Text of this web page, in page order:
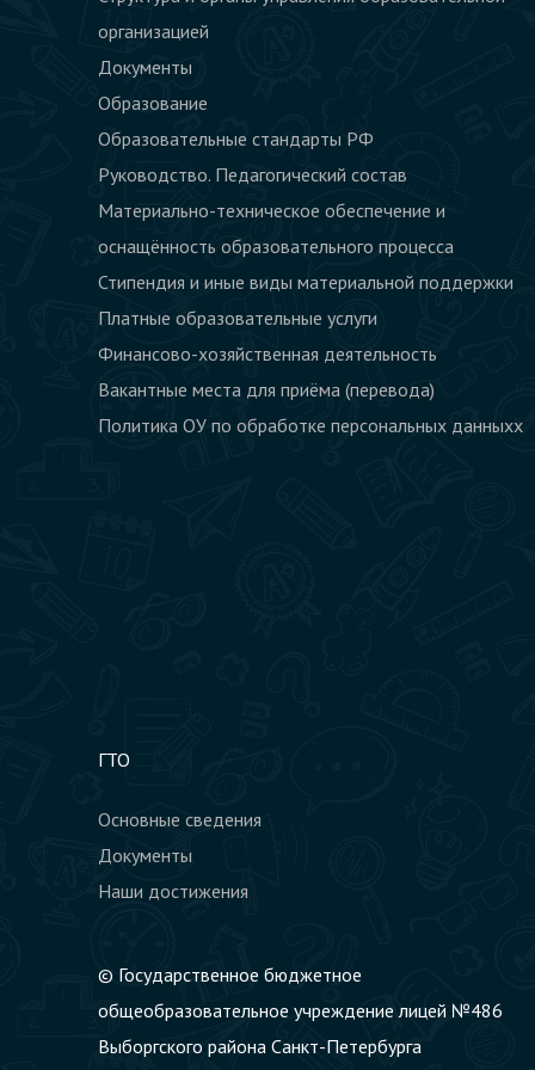
материальной
поддержки
Платные
образовательные
услуги
Финансово-
хозяйственная
деятельность
Вакантные
места для
приёма
Антикоррупционная
политика
Документы о
порядке
оказания
платных
образовательных
услуг
Другое
организацией
Документы
Образование
Образовательные стандарты РФ
Руководство. Педагогический состав
Материально-техническое обеспечение и
оснащённость образовательного процесса
Стипендия и иные виды материальной поддержки
Платные образовательные услуги
Финансово-хозяйственная деятельность
Вакантные места для приёма (перевода)
Политика ОУ по обработке персональных данныхх
ГТО
Основные сведения
Документы
Наши достижения
© Государственное бюджетное
общеобразовательное учреждение лицей №486
Выборгского района Санкт-Петербурга